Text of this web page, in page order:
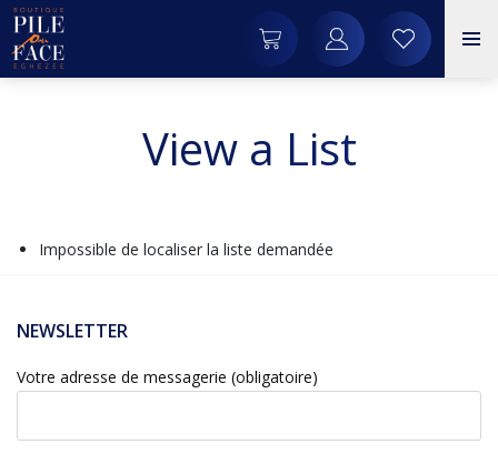
View a List
Impossible de localiser la liste demandée
NEWSLETTER
Votre adresse de messagerie (obligatoire)